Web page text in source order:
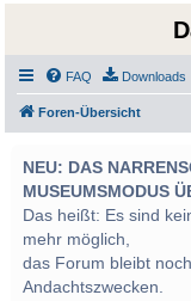
FAQ Downloads
Foren-Übersicht
NEU: DAS
MUSEUMSMODUS
Das heißt: Es sind
mehr möglich,
das Forum bleibt
Andachtszwecken.